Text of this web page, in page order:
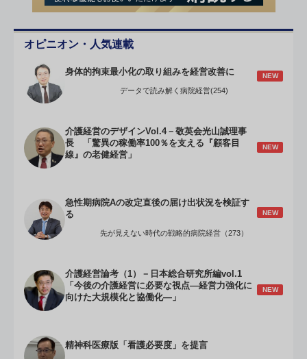
オピニオン・人気連載
身体的拘束最小化の取り組みを経営改善に NEW
データで読み解く病院経営(254)
介護経営のデザインVol.4－敬英会光山誠理事
長 「驚異の稼働率100％を支える『顧客目
線』の老健経営」
NEW
急性期病院Aの改定直後の届け出状況を検証す
る
NEW
先が見えない時代の戦略的病院経営（273）
介護経営論考（1）－日本総合研究所編vol.1
「今後の介護経営に必要な視点―経営力強化に
向けた大規模化と協働化―」
NEW
精神科医療版「看護必要度」を提言